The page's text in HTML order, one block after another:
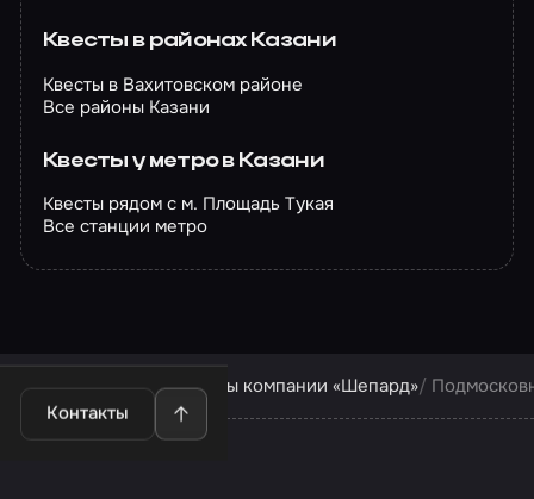
Квесты в районах Казани
Квесты в Вахитовском районе
Все районы Казани
Квесты у метро в Казани
Квесты рядом с м. Площадь Тукая
Все станции метро
Контакты
Квесты в Казани Квесты компании «Шепард»